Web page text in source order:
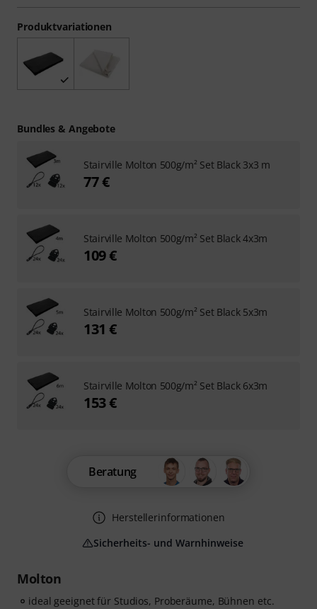
Molton
ideal geeignet für Studios, Proberäume, Bühnen etc.
Produktvariationen
Beratung
Herstellerinformationen
Sicherheits- und Warnhinweise
Bundles & Angebote
Stairville Molton 500g/m² Set Black 3x3 m
77 €
Stairville Molton 500g/m² Set Black 4x3m
109 €
Stairville Molton 500g/m² Set Black 5x3m
131 €
Stairville Molton 500g/m² Set Black 6x3m
153 €